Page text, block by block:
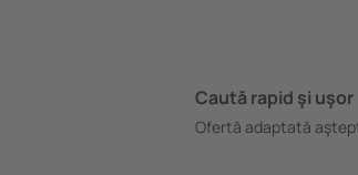
Caută rapid şi uşor
Ofertă adaptată